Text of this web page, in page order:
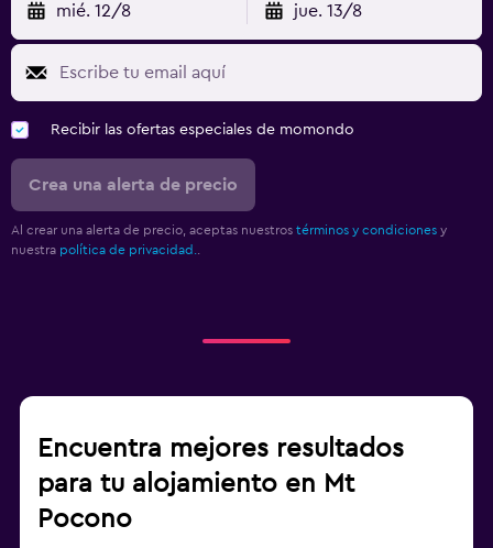
mié. 12/8 jue. 13/8
Recibir las ofertas especiales de momondo
Crea una alerta de precio
Al crear una alerta de precio, aceptas nuestros términos y condiciones y
nuestra política de privacidad.
Encuentra mejores resultados
para tu alojamiento en Mt
Pocono